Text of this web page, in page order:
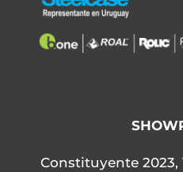
Constituyente 2023,